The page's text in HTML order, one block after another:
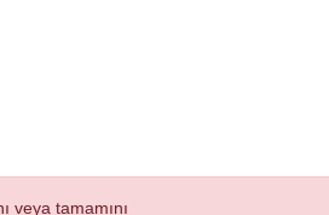
veya tamamını